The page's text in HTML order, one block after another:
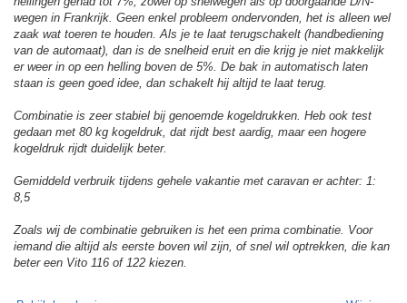
wegen in Frankrijk. Geen enkel probleem ondervonden, het is alleen wel
zaak wat toeren te houden. Als je te laat terugschakelt (handbediening
van de automaat), dan is de snelheid eruit en die krijg je niet makkelijk
er weer in op een helling boven de 5%. De bak in automatisch laten
staan is geen goed idee, dan schakelt hij altijd te laat terug.
Combinatie is zeer stabiel bij genoemde kogeldrukken. Heb ook test
gedaan met 80 kg kogeldruk, dat rijdt best aardig, maar een hogere
kogeldruk rijdt duidelijk beter.
Gemiddeld verbruik tijdens gehele vakantie met caravan er achter: 1:
8,5
Zoals wij de combinatie gebruiken is het een prima combinatie. Voor
iemand die altijd als eerste boven wil zijn, of snel wil optrekken, die kan
beter een Vito 116 of 122 kiezen.